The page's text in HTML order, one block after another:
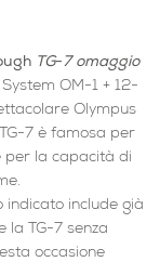
TG-7 omaggio
OM-1 + 12-
Olympus
7 è famosa per
per la capacità di
indicato include già
la TG-7 senza
occasione